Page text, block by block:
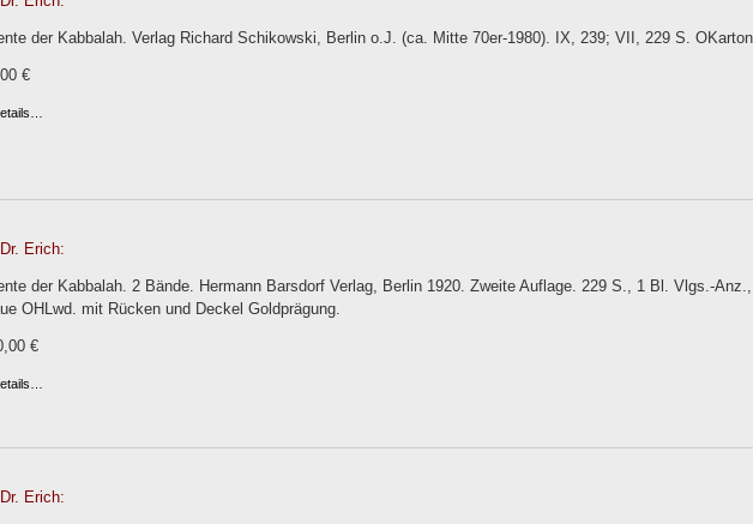
der Kabbalah. Verlag Richard Schikowski, Berlin o.J. (ca. Mitte 70er-1980). IX, 239; VII, 229 S.
€
Erich:
der Kabbalah. 2 Bände. Hermann Barsdorf Verlag, Berlin 1920. Zweite Auflage. 229 S., 1 Bl. Vlgs.-
OHLwd. mit Rücken und Deckel Goldprägung.
€
Erich: